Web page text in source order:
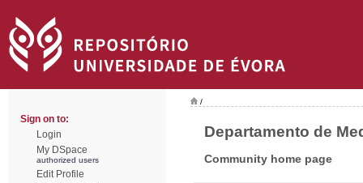
Sign on to:
Login
My DSpace
authorized users
Edit Profile
/
Departamento de
Community home page